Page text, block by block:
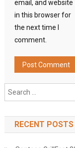
email, and website
in this browser for
the next time I
comment.
RECENT POSTS